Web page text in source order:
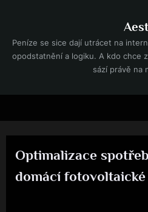
content
Aest
Peníze se sice dají utrácet na
opodstatnění a logiku. A kdo chce
sází právě na
Optimalizace
domácí